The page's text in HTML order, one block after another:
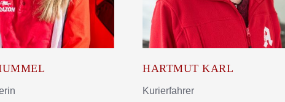
HARTMUT KARL
Kurierfahrer